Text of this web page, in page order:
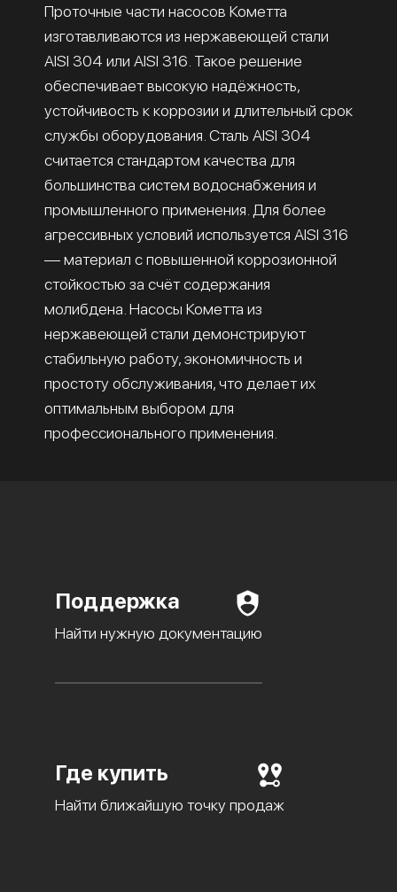
Проточные части насосов Кометта
изготавливаются из нержавеющей стали
AISI 304 или AISI 316. Такое решение
обеспечивает высокую надёжность,
устойчивость к коррозии и длительный срок
службы оборудования. Сталь AISI 304
считается стандартом качества для
большинства систем водоснабжения и
промышленного применения. Для более
агрессивных условий используется AISI 316
— материал с повышенной коррозионной
стойкостью за счёт содержания
молибдена. Насосы Кометта из
нержавеющей стали демонстрируют
стабильную работу, экономичность и
простоту обслуживания, что делает их
оптимальным выбором для
профессионального применения.
Поддержка
Найти нужную документацию
Где купить
Найти ближайшую точку продаж